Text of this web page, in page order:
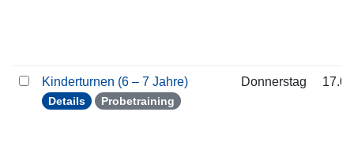
Kinderturnen (6 – 7 Jahre)
Details Probetraining
Donnerstag